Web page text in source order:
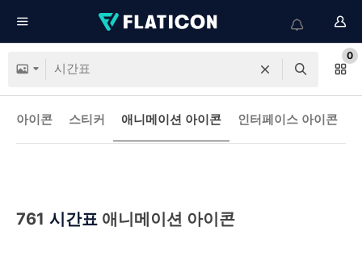
0
아이콘 스티커 애니메이션 아이콘 인터페이스 아이콘
761 시간표 애니메이션 아이콘